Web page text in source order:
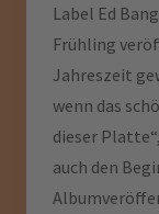
Label Ed
Frühling
Jahreszeit
wenn das
dieser
auch den